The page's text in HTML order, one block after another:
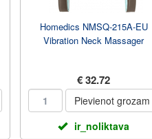
Homedics NMSQ-215A-EU
Vibration Neck Massager
€ 32.72
Pievienot grozam
ir_noliktava